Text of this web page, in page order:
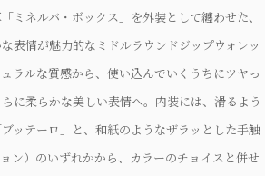
ミネルバ・ボックス」を外装として纏わせた、
表情が魅力的なミドルラウンドジップウォレッ
ラルな質感から、使い込んでいくうちにツヤっ
に柔らかな美しい表情へ。内装には、滑るよう
ッテーロ」と、和紙のようなザラッとした手触
ン）のいずれかから、カラーのチョイスと併せ